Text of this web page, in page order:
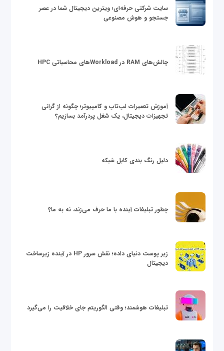
سایت شرکتی حرفه‌ای؛ ویترین دیجیتال شما در عصر
جستجو و هوش مصنوعی
چالش‌های RAM در Workloadهای محاسباتی HPC
آموزش تعمیرات لپ‌تاپ و کامپیوتر؛ چگونه از گرانی
تجهیزات دیجیتال، یک شغل پردرآمد بسازیم؟
دلیل رنگ بندی کابل شبکه
چطور تبلیغات آینده با ما حرف می‌زند، نه به ما؟
زیر پوست دنیای داده؛ نقش سرور HP در آینده زیرساخت
دیجیتال
تبلیغات هوشمند؛ وقتی الگوریتم جای خلاقیت را می‌گیرد